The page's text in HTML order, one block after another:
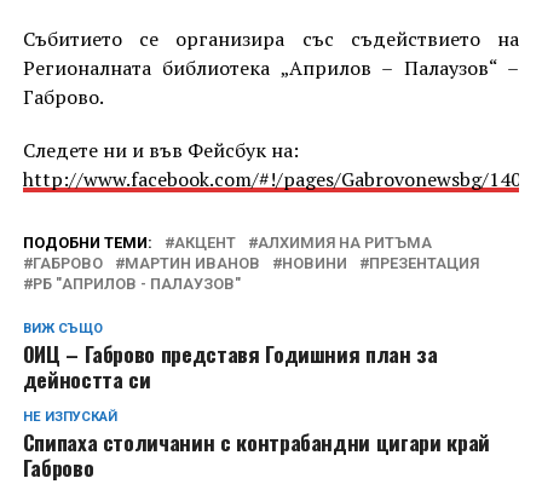
Събитието се организира със съдействието на
Регионалната библиотека „Априлов – Палаузов“ –
Габрово.
Следете ни и във Фейсбук на:
http://www.facebook.com/#!/pages/Gabrovonewsbg/
ПОДОБНИ ТЕМИ: АКЦЕНТ
АЛХИМИЯ НА РИТЪМА
ГАБРОВО
МАРТИН ИВАНОВ НОВИНИ
ПРЕЗЕНТАЦИЯ
РБ "АПРИЛОВ - ПАЛАУЗОВ"
ВИЖ СЪЩО
ОИЦ – Габрово представя Годишния план за
дейността си
НЕ ИЗПУСКАЙ
Спипаха столичанин с контрабандни цигари край
Габрово